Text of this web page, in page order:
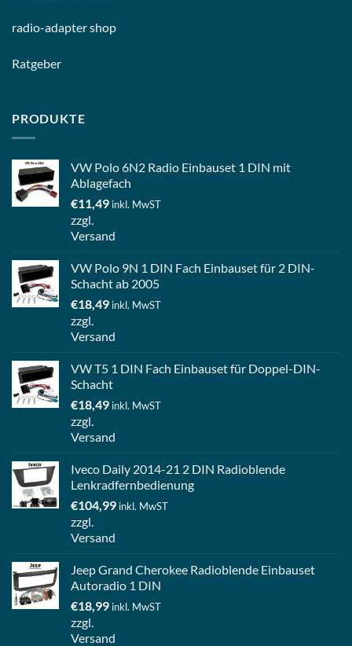
radio-adapter shop
Ratgeber
PRODUKTE
VW Polo 6N2 Radio Einbauset 1 DIN mit
Ablagefach
€11,49 inkl. MwST
zzgl.
Versand
VW Polo 9N 1 DIN Fach Einbauset für 2 DIN-
Schacht ab 2005
€18,49 inkl. MwST
zzgl.
Versand
VW T5 1 DIN Fach Einbauset für Doppel-DIN-
Schacht
€18,49 inkl. MwST
zzgl.
Versand
Iveco Daily 2014-21 2 DIN Radioblende
Lenkradfernbedienung
€104,99 inkl. MwST
zzgl.
Versand
Jeep Grand Cherokee Radioblende Einbauset
Autoradio 1 DIN
€18,99 inkl. MwST
zzgl.
Versand